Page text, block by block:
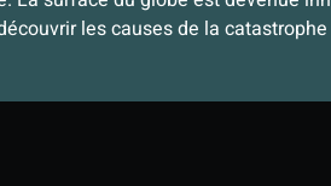
les causes de la catastrophe